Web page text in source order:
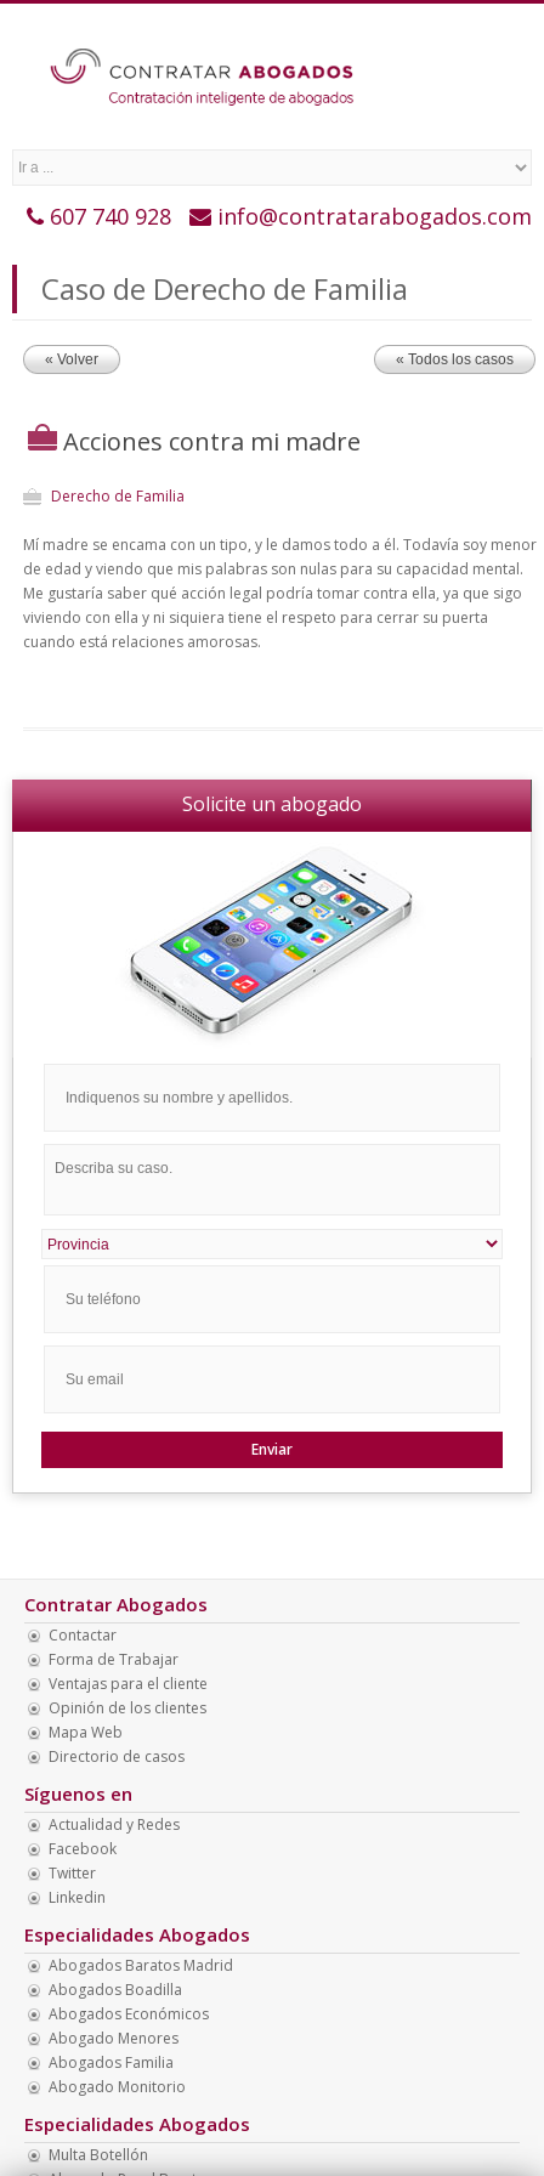
607 740 928 info@contratarabogados.com
Caso de Derecho de Familia
« Volver « Todos los casos
Acciones contra mi madre
Derecho de Familia
Mí madre se encama con un tipo, y le damos todo a él. Todavía soy menor
de edad y viendo que mis palabras son nulas para su capacidad mental.
Me gustaría saber qué acción legal podría tomar contra ella, ya que sigo
viviendo con ella y ni siquiera tiene el respeto para cerrar su puerta
cuando está relaciones amorosas.
Solicite un abogado
Contratar Abogados
Contactar
Forma de Trabajar
Ventajas para el cliente
Opinión de los clientes
Mapa Web
Directorio de casos
Síguenos en
Actualidad y Redes
Facebook
Twitter
Linkedin
Especialidades Abogados
Abogados Baratos Madrid
Abogados Boadilla
Abogados Económicos
Abogado Menores
Abogados Familia
Abogado Monitorio
Especialidades Abogados
Multa Botellón